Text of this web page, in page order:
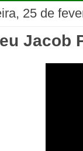
25 de
Jacob